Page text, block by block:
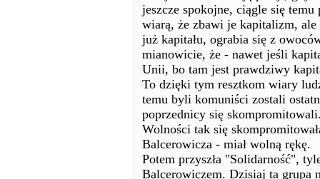
jeszcze spokojne, ciągle się
wiarą, że zbawi je kapitalizm, ale
już kapitału, ograbia się z
mianowicie, że - nawet jeśli
Unii, bo tam jest prawdziwy
To dzięki tym resztkom wiary
temu byli komuniści zostali
poprzednicy się
Wolności tak się
Balcerowicza - miał wolną rękę.
Potem przyszła "Solidarność",
Balcerowiczem. Dzisiaj ta grupa